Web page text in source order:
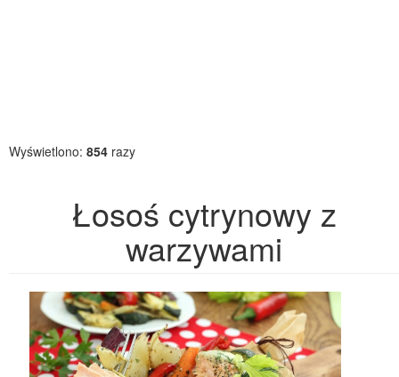
Wyświetlono: 854 razy
Łosoś cytrynowy z
warzywami